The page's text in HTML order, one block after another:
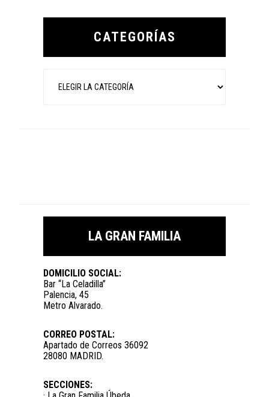
Primary
CATEGORÍAS
LA GRAN FAMILIA
DOMICILIO SOCIAL:
Bar “La Celadilla”
Palencia, 45
Metro Alvarado.
CORREO POSTAL:
Apartado de Correos 36092
28080 MADRID.
SECCIONES: